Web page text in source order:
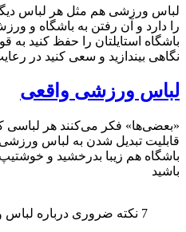
لباس ورزشی هم مثل هر لباس
را دارد و آن رفتن به باشگاه و
باشگاه استایلتان را حفظ کنید به
نگاهی بیندازید و سعی کنید در
لباس ورزشی واقعی
«بعضی‌ها» فکر می‌کنند هر لباسی
قابلیت تبدیل شدن به لباس ورزشی
باشگاه هم زیبا بدرخشید و
باشید
7 نکته ضروری درباره لباس ورزشی